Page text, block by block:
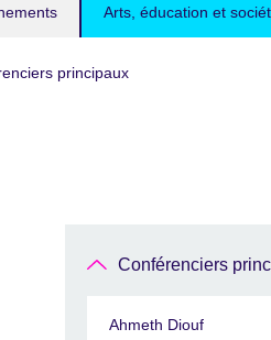
Arts, éducation et
principaux
Conférenciers
Ahmeth Diouf